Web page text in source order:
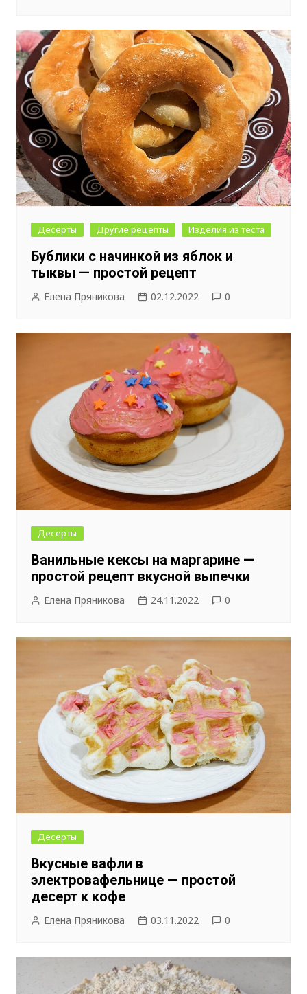
Десерты Другие рецепты Изделия из теста
Бублики с начинкой из яблок и
тыквы — простой рецепт
Елена Пряникова 02.12.2022 0
Десерты
Ванильные кексы на маргарине —
простой рецепт вкусной выпечки
Елена Пряникова 24.11.2022 0
Десерты
Вкусные вафли в
электровафельнице — простой
десерт к кофе
Елена Пряникова 03.11.2022 0